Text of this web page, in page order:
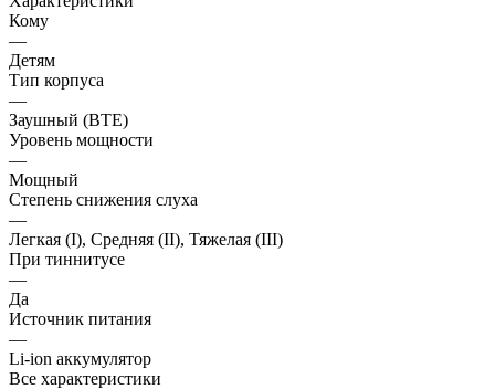
Кому
—
Детям
Тип корпуса
—
Заушный (BTE)
Уровень мощности
—
Мощный
Степень снижения слуха
—
Легкая (I), Средняя (II), Тяжелая (III)
При тиннитусе
—
Да
Источник питания
—
Li-ion аккумулятор
Все характеристики